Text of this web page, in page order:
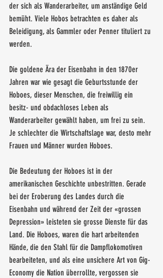
der sich als Wanderarbeiter, um anständige Geld
bemüht. Viele Hobos betrachten es daher als
Beleidigung, als Gammler oder Penner tituliert zu
werden.
Die goldene Ära der Eisenbahn in den 1870er
Jahren war wie gesagt die Geburtsstunde der
Hoboes, dieser Menschen, die freiwillig ein
besitz- und obdachloses Leben als
Wanderarbeiter gewählt haben, um frei zu sein.
Je schlechter die Wirtschaftslage war, desto mehr
Frauen und Männer wurden Hoboes.
Die Bedeutung der Hoboes ist in der
amerikanischen Geschichte unbestritten. Gerade
bei der Eroberung des Landes durch die
Eisenbahn und während der Zeit der «grossen
Depression» leisteten sie grosse Dienste für das
Land. Die Hoboes, waren die hart arbeitenden
Hände, die den Stahl für die Dampflokomotiven
bearbeiteten, und als eine unsichere Art von Gig-
Economy die Nation überrollte, vergossen sie